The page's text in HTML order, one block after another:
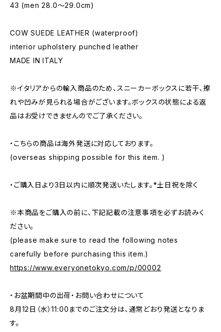
43 (men 28.0〜29.0cm)
COW SUEDE LEATHER (waterproof)
interior upholstery punched leather
MADE IN ITALY
※イタリアからの輸入商品のため、スニーカーボックスに若干、擦
れや凹みが見られる場合がございます。ボックスの状態による返
品はお受けできませんのでご了承ください。
・こちらの商品は海外発送に対応しております。
(overseas shipping possible for this item. )
・ご購入日より3日以内に順次発送いたします。*土日祝を除く
※本商品をご購入の前に、下記記載の注意事項を必ずお読みく
ださい。
(please make sure to read the following notes
carefully before purchasing this item.)
https://www.everyonetokyo.com/p/00002
・お盆期間中の出荷・お問い合わせについて
8月12日（水）11:00までのご注文分は、通常どおり発送となりま
す。